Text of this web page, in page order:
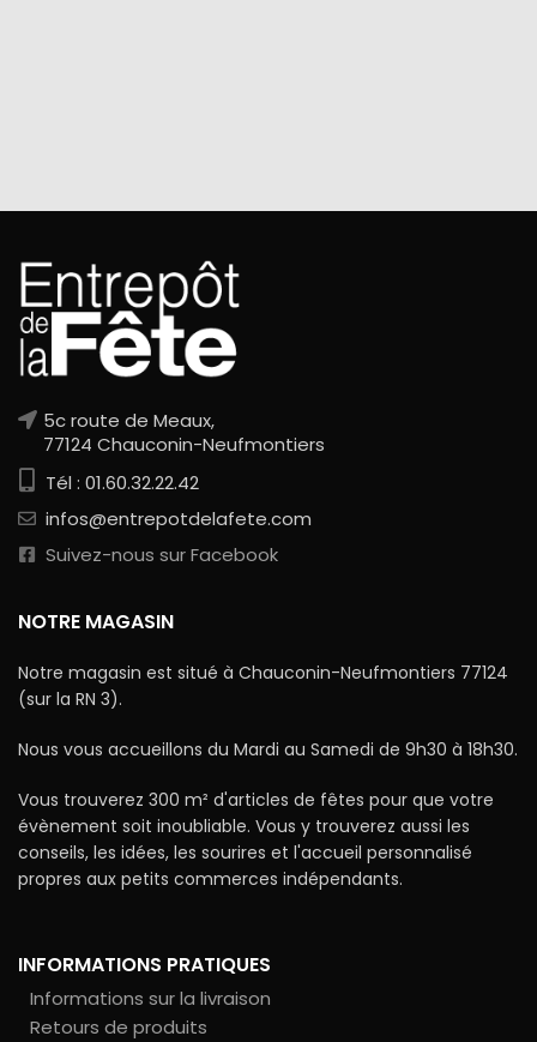
5c route de Meaux,
77124 Chauconin-Neufmontiers
Tél : 01.60.32.22.42
infos@entrepotdelafete.com
Suivez-nous sur Facebook
NOTRE MAGASIN
Notre magasin est situé à Chauconin-Neufmontiers 77124
(sur la RN 3).
Nous vous accueillons du Mardi au Samedi de 9h30 à 18h30.
Vous trouverez 300 m² d'articles de fêtes pour que votre
évènement soit inoubliable. Vous y trouverez aussi les
conseils, les idées, les sourires et l'accueil personnalisé
propres aux petits commerces indépendants.
INFORMATIONS PRATIQUES
Informations sur la livraison
Retours de produits